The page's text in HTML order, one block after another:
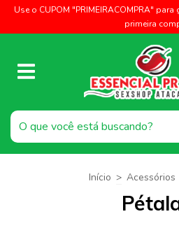
Use o CUPOM "PRIMEIRACOMPRA"
primeira
Início > Acessórios